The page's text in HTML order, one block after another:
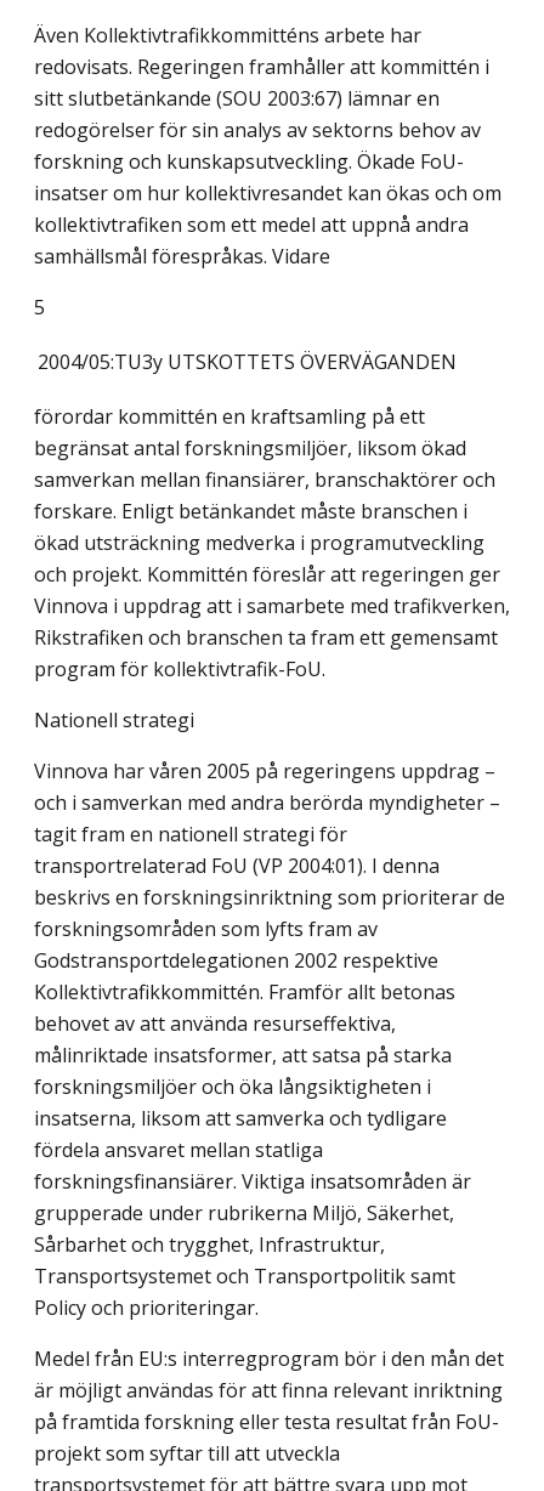
Även Kollektivtrafikkommitténs arbete har
redovisats. Regeringen framhåller att kommittén i
sitt slutbetänkande (SOU 2003:67) lämnar en
redogörelser för sin analys av sektorns behov av
forskning och kunskapsutveckling. Ökade FoU-
insatser om hur kollektivresandet kan ökas och om
kollektivtrafiken som ett medel att uppnå andra
samhällsmål förespråkas. Vidare
5
2004/05:TU3y UTSKOTTETS ÖVERVÄGANDEN
förordar kommittén en kraftsamling på ett
begränsat antal forskningsmiljöer, liksom ökad
samverkan mellan finansiärer, branschaktörer och
forskare. Enligt betänkandet måste branschen i
ökad utsträckning medverka i programutveckling
och projekt. Kommittén föreslår att regeringen ger
Vinnova i uppdrag att i samarbete med trafikverken,
Rikstrafiken och branschen ta fram ett gemensamt
program för kollektivtrafik-FoU.
Nationell strategi
Vinnova har våren 2005 på regeringens uppdrag –
och i samverkan med andra berörda myndigheter –
tagit fram en nationell strategi för
transportrelaterad FoU (VP 2004:01). I denna
beskrivs en forskningsinriktning som prioriterar de
forskningsområden som lyfts fram av
Godstransportdelegationen 2002 respektive
Kollektivtrafikkommittén. Framför allt betonas
behovet av att använda resurseffektiva,
målinriktade insatsformer, att satsa på starka
forskningsmiljöer och öka långsiktigheten i
insatserna, liksom att samverka och tydligare
fördela ansvaret mellan statliga
forskningsfinansiärer. Viktiga insatsområden är
grupperade under rubrikerna Miljö, Säkerhet,
Sårbarhet och trygghet, Infrastruktur,
Transportsystemet och Transportpolitik samt
Policy och prioriteringar.
Medel från EU:s interregprogram bör i den mån det
är möjligt användas för att finna relevant inriktning
på framtida forskning eller testa resultat från FoU-
projekt som syftar till att utveckla
transportsystemet för att bättre svara upp mot